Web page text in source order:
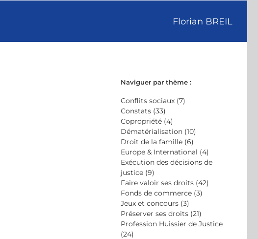
Florian BREIL
Naviguer par thème :
Conflits sociaux (7)
Constats (33)
Copropriété (4)
Dématérialisation (10)
Droit de la famille (6)
Europe & International (4)
Exécution des décisions de
justice (9)
Faire valoir ses droits (42)
Fonds de commerce (3)
Jeux et concours (3)
Préserver ses droits (21)
Profession Huissier de Justice
(24)